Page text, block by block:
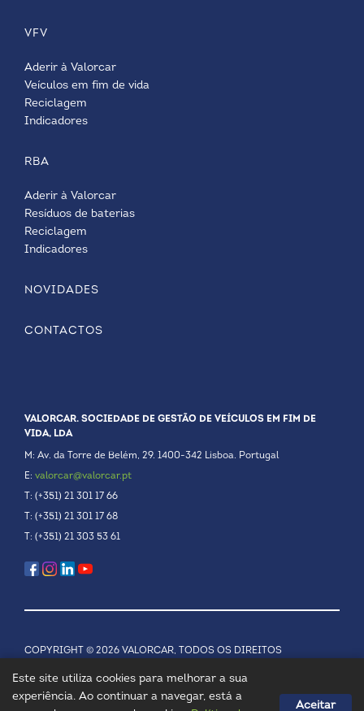
VFV
Aderir à Valorcar
Veículos em fim de vida
Reciclagem
Indicadores
RBA
Aderir à Valorcar
Resíduos de baterias
Reciclagem
Indicadores
NOVIDADES
CONTACTOS
VALORCAR. SOCIEDADE DE GESTÃO DE VEÍCULOS EM FIM DE
VIDA, LDA
M: Av. da Torre de Belém, 29. 1400-342 Lisboa. Portugal
E: valorcar@valorcar.pt
T: (+351) 21 301 17 66
T: (+351) 21 301 17 68
T: (+351) 21 303 53 61
COPYRIGHT © 2026 VALORCAR, TODOS OS DIREITOS
Este site utiliza cookies para melhorar a sua
experiência. Ao continuar a navegar, está a
Aceitar